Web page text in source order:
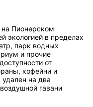
на Пионерском
экологией в пределах
парк водных
и прочие
от
кофейни и
на два
гавани